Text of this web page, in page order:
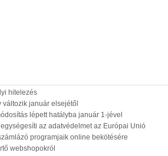
hitelezés
január elsejétől
lépett hatályba január 1-jével
az adatvédelmet az Európai Unió
programjaik online bekötésére
webshopokról